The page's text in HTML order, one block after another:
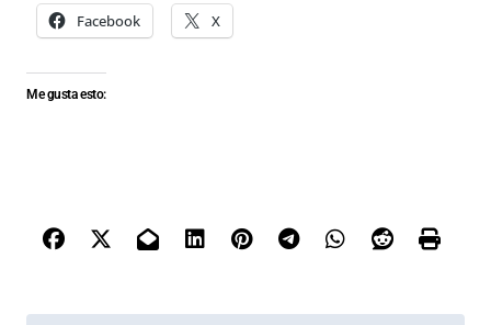
Facebook X
Me gusta esto: